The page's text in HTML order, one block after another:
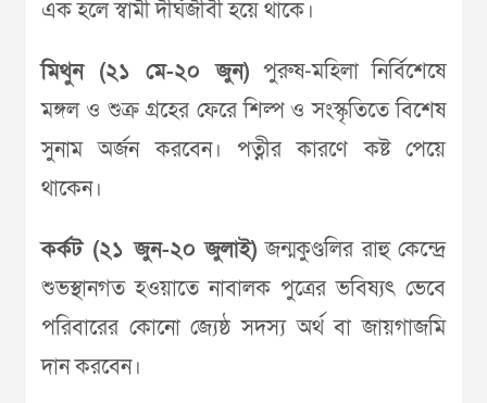
এক হলে স্বামী দীর্ঘজীবী হয়ে থাকে।
মিথুন (২১ মে-২০ জুন) পুরুষ-মহিলা নির্বিশেষে
মঙ্গল ও শুক্র গ্রহের ফেরে শিল্প ও সংস্কৃতিতে বিশেষ
সুনাম অর্জন করবেন। পত্নীর কারণে কষ্ট পেয়ে
থাকেন।
কর্কট (২১ জুন-২০ জুলাই) জন্মকুণ্ডলির রাহু কেন্দ্রে
শুভস্থানগত হওয়াতে নাবালক পুত্রের ভবিষ্যৎ ভেবে
পরিবারের কোনো জ্যেষ্ঠ সদস্য অর্থ বা জায়গাজমি
দান করবেন।